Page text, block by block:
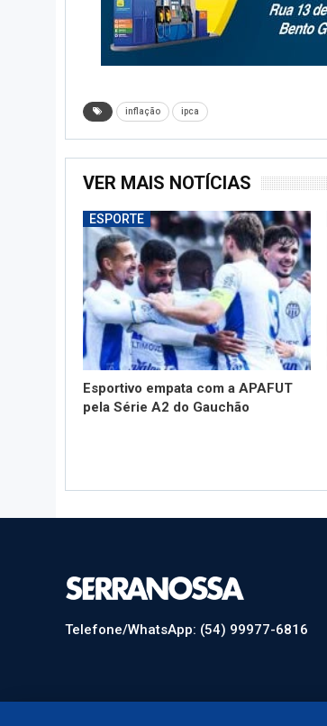
inflação ipca
VER MAIS NOTÍCIAS
ESPORTE
Esportivo empata com a APAFUT
pela Série A2 do Gauchão
Telefone/WhatsApp: (54) 99977-6816